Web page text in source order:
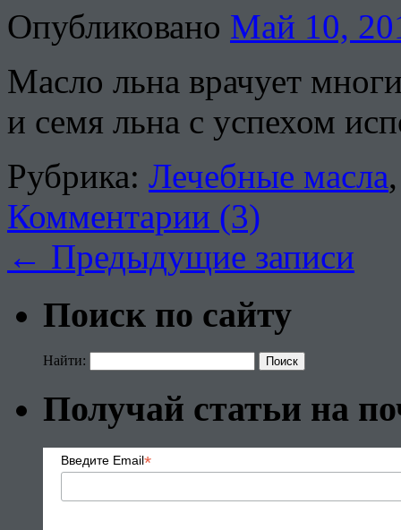
Опубликовано Май 10,
Масло льна врачует
и семя льна с успехом
Рубрика: Лечебные масла
Комментарии (3)
← Предыдущие записи
Поиск по сайту
Найти:
Получай статьи на
Введите Email*